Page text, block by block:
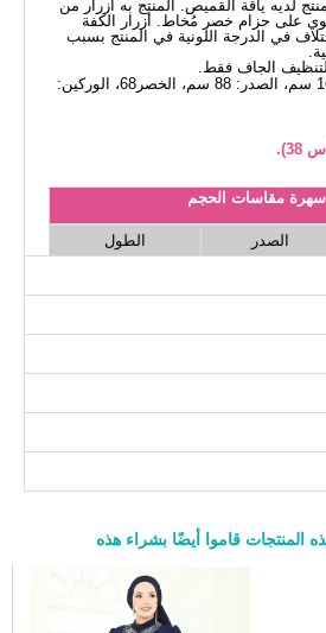
لديه ياقة القميص. المنتج به أزرار من
على حزام خصر مُخاط. أزرار الكفة
في الدرجة اللونية في المنتج بسبب
الجاف فقط.
الطول: 165 سم، الصدر: 88 سم، الخصر68، الوركين:
مقاسات الحجم
الصدر
الطول
104
142
المنتجات قاموا أيضًا بشراء هذه